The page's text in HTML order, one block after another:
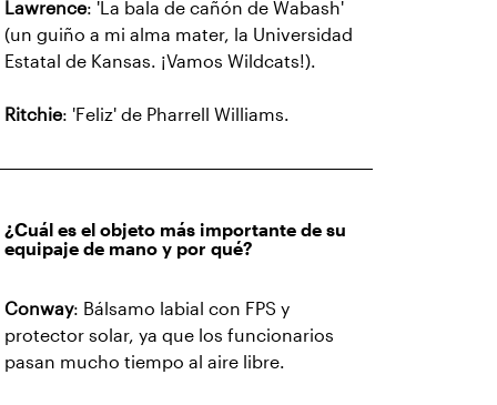
Lawrence: 'La bala de cañón de Wabash'
(un guiño a mi alma mater, la Universidad
Estatal de Kansas. ¡Vamos Wildcats!).
Ritchie: 'Feliz' de Pharrell Williams.
¿Cuál es el objeto más importante de su
equipaje de mano y por qué?
Conway: Bálsamo labial con FPS y
protector solar, ya que los funcionarios
pasan mucho tiempo al aire libre.